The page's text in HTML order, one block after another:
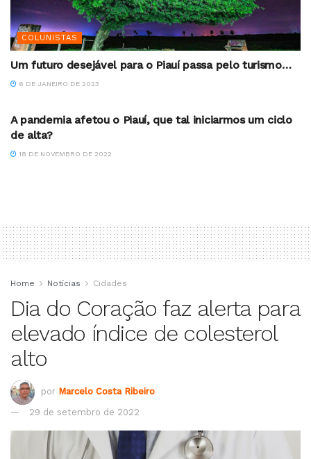
COLUNISTAS
Um futuro desejável para o Piauí passa pelo turismo…
6 DE JANEIRO DE 2023
A pandemia afetou o Piauí, que tal iniciarmos um ciclo
de alta?
18 DE NOVEMBRO DE 2022
Home Notícias Cidades
Dia do Coração faz alerta para
elevado índice de colesterol
alto
por Marcelo Costa Ribeiro
29 de setembro de 2022